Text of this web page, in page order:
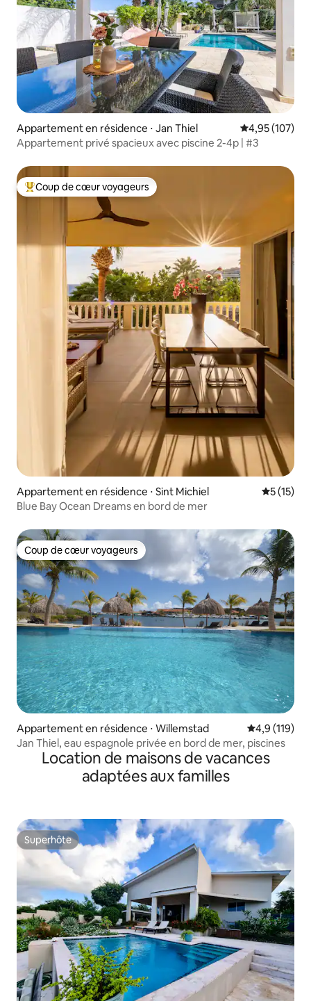
Appartement en résidence ⋅ Jan Thiel Évaluation
4,95 (107)
Appartement privé spacieux avec piscine 2-4p | #3
Coups de cœur voyageurs les plus appréciés
Coup de cœur voyageurs
Appartement en résidence ⋅ Sint Michiel
5 (15)
Blue Bay Ocean Dreams en bord de mer
Coup de cœur voyageurs
Coup de cœur voyageurs
Appartement en résidence ⋅ Willemstad Évaluation
4,9 (119)
Jan Thiel, eau espagnole privée en bord de mer, piscines
Location de maisons de vacances
adaptées aux familles
Superhôte
Superhôte